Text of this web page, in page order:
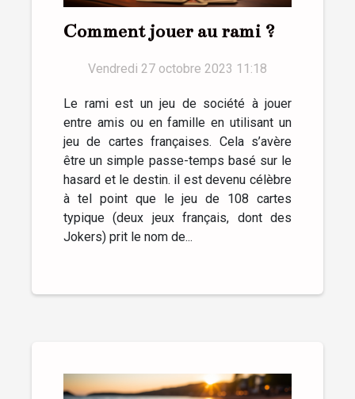
Comment jouer au rami ?
Vendredi 27 octobre 2023 11:18
Le rami est un jeu de société à jouer
entre amis ou en famille en utilisant un
jeu de cartes françaises. Cela s’avère
être un simple passe-temps basé sur le
hasard et le destin. il est devenu célèbre
à tel point que le jeu de 108 cartes
typique (deux jeux français, dont des
Jokers) prit le nom de...